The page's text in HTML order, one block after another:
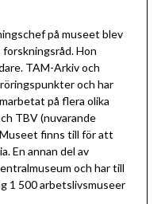
på museet blev
Hon
TAM-Arkiv och
och har
på flera olika
TBV (nuvarande
finns till för att
En annan del av
och har till
1 500 arbetslivsmuseer